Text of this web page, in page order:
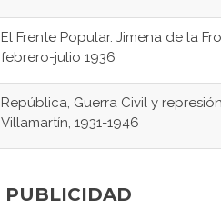
El Frente Popular. Jimena de la
febrero-julio 1936
República, Guerra Civil y
Villamartín, 1931-1946
concentración nazis
PUBLICIDAD